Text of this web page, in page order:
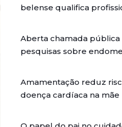
belense qualifica
Aberta chamada pública
pesquisas sobre
Amamentação reduz
doença cardíaca na mãe